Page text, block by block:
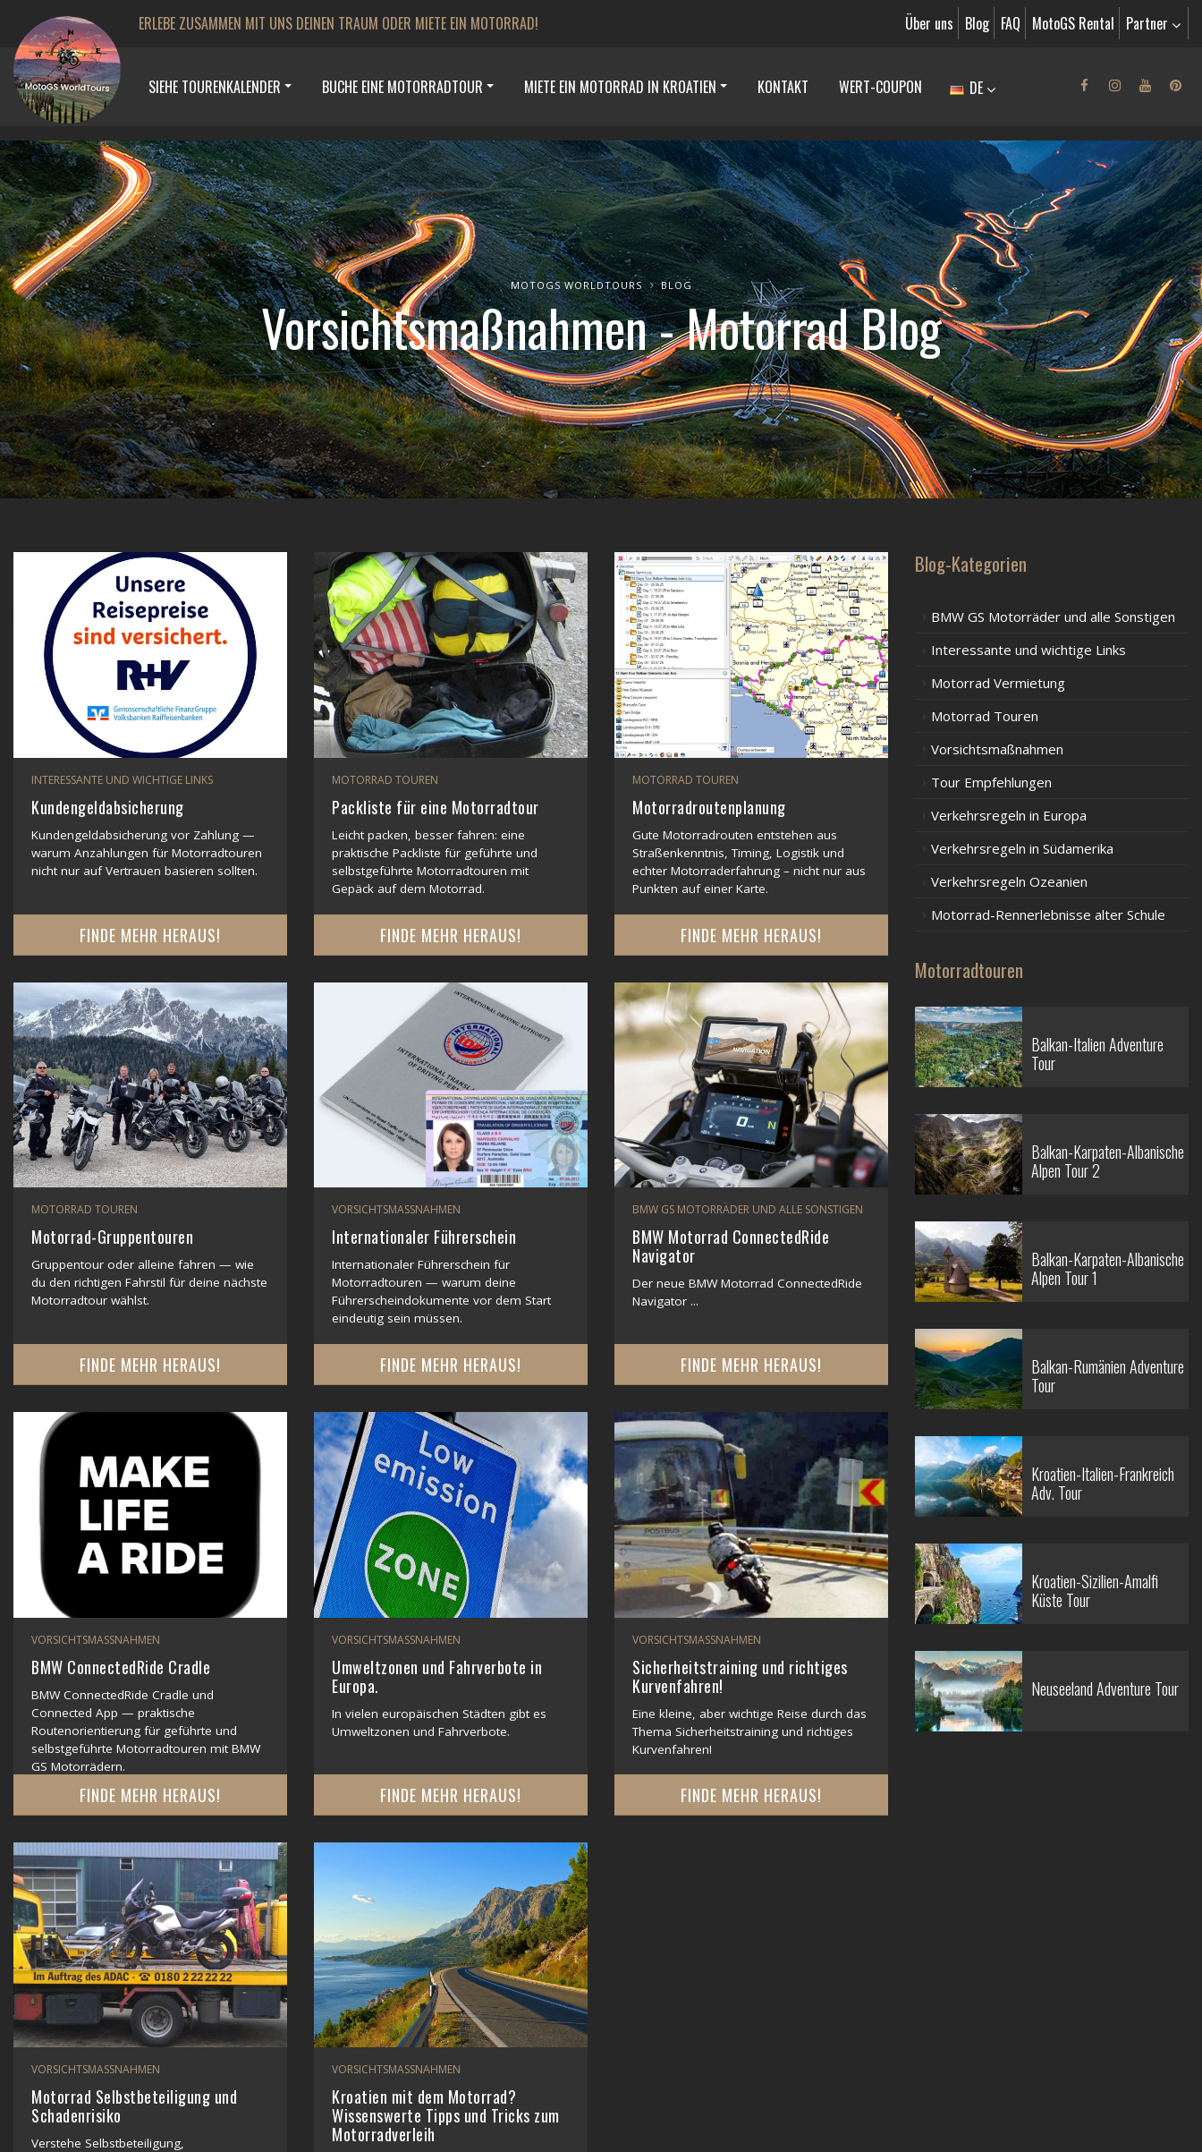
ERLEBE ZUSAMMEN MIT UNS DEINEN TRAUM ODER MIETE EIN MOTORRAD! Über uns Blog FAQ MotoGS Rental Partner
SIEHE TOURENKALENDER BUCHE EINE MOTORRADTOUR MIETE EIN MOTORRAD IN KROATIEN KONTAKT WERT-COUPON DE
MOTOGS WORLDTOURS BLOG
Vorsichtsmaßnahmen - Motorrad Blog
INTERESSANTE UND WICHTIGE LINKS
Kundengeldabsicherung
Kundengeldabsicherung vor Zahlung —
warum Anzahlungen für Motorradtouren
nicht nur auf Vertrauen basieren sollten.
FINDE MEHR HERAUS!
MOTORRAD TOUREN
Packliste für eine Motorradtour
Leicht packen, besser fahren: eine
praktische Packliste für geführte und
selbstgeführte Motorradtouren mit
Gepäck auf dem Motorrad.
FINDE MEHR HERAUS!
MOTORRAD TOUREN
Motorradroutenplanung
Gute Motorradrouten entstehen aus
Straßenkenntnis, Timing, Logistik und
echter Motorraderfahrung – nicht nur aus
Punkten auf einer Karte.
FINDE MEHR HERAUS!
MOTORRAD TOUREN
Motorrad-Gruppentouren
Gruppentour oder alleine fahren — wie
du den richtigen Fahrstil für deine nächste
Motorradtour wählst.
FINDE MEHR HERAUS!
VORSICHTSMASSNAHMEN
Internationaler Führerschein
Internationaler Führerschein für
Motorradtouren — warum deine
Führerscheindokumente vor dem Start
eindeutig sein müssen.
FINDE MEHR HERAUS!
BMW GS MOTORRÄDER UND ALLE SONSTIGEN
BMW Motorrad ConnectedRide
Navigator
Der neue BMW Motorrad ConnectedRide
Navigator ...
FINDE MEHR HERAUS!
VORSICHTSMASSNAHMEN
BMW ConnectedRide Cradle
BMW ConnectedRide Cradle und
Connected App — praktische
Routenorientierung für geführte und
selbstgeführte Motorradtouren mit BMW
GS Motorrädern.
FINDE MEHR HERAUS!
VORSICHTSMASSNAHMEN
Umweltzonen und Fahrverbote in
Europa.
In vielen europäischen Städten gibt es
Umweltzonen und Fahrverbote.
FINDE MEHR HERAUS!
VORSICHTSMASSNAHMEN
Sicherheitstraining und richtiges
Kurvenfahren!
Eine kleine, aber wichtige Reise durch das
Thema Sicherheitstraining und richtiges
Kurvenfahren!
FINDE MEHR HERAUS!
VORSICHTSMASSNAHMEN
Motorrad Selbstbeteiligung und
Schadenrisiko
Verstehe Selbstbeteiligung,
VORSICHTSMASSNAHMEN
Kroatien mit dem Motorrad?
Wissenswerte Tipps und Tricks zum
Motorradverleih
Blog-Kategorien
BMW GS Motorräder und alle Sonstigen
Interessante und wichtige Links
Motorrad Vermietung
Motorrad Touren
Vorsichtsmaßnahmen
Tour Empfehlungen
Verkehrsregeln in Europa
Verkehrsregeln in Südamerika
Verkehrsregeln Ozeanien
Motorrad-Rennerlebnisse alter Schule
Motorradtouren
Balkan-Italien Adventure
Tour
Balkan-Karpaten-Albanische
Alpen Tour 2
Balkan-Karpaten-Albanische
Alpen Tour 1
Balkan-Rumänien Adventure
Tour
Kroatien-Italien-Frankreich
Adv. Tour
Kroatien-Sizilien-Amalfi
Küste Tour
Neuseeland Adventure Tour